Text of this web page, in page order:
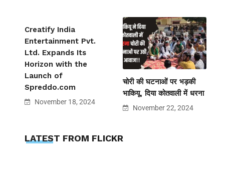
Creatify India
Entertainment Pvt.
Ltd. Expands Its
Horizon with the
Launch of
Spreddo.com
November 18, 2024
चोरी की घटनाओं पर भड़की
भाकियू, दिया कोतवाली में धरना
November 22, 2024
LATEST FROM FLICKR